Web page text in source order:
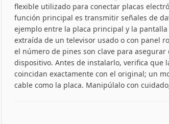
flexible utilizado para conectar placas
función principal es transmitir señales de
ejemplo entre la placa principal y la
extraída de un televisor usado o con panel
el número de pines son clave para
dispositivo. Antes de instalarlo, verifica que
coincidan exactamente con el original; un
cable como la placa. Manipúlalo con